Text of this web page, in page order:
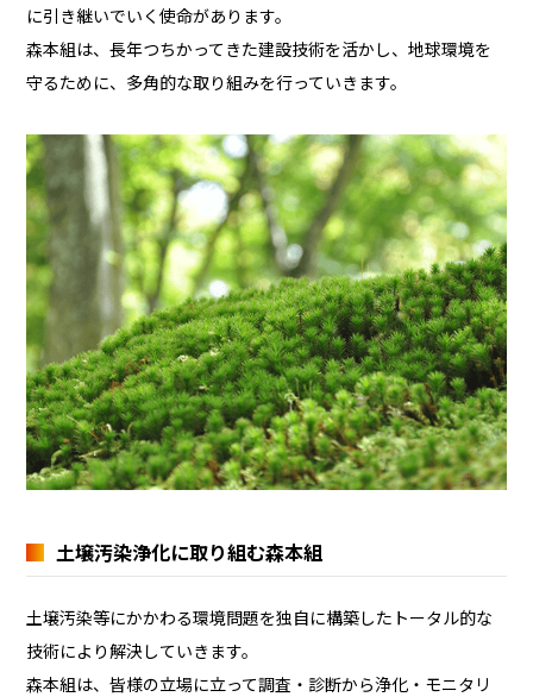
に引き継いでいく使命があります。
森本組は、長年つちかってきた建設技術を活かし、地球環境を
守るために、多角的な取り組みを行っていきます。
土壌汚染浄化に取り組む森本組
土壌汚染等にかかわる環境問題を独自に構築したトータル的な
技術により解決していきます。
森本組は、皆様の立場に立って調査・診断から浄化・モニタリ